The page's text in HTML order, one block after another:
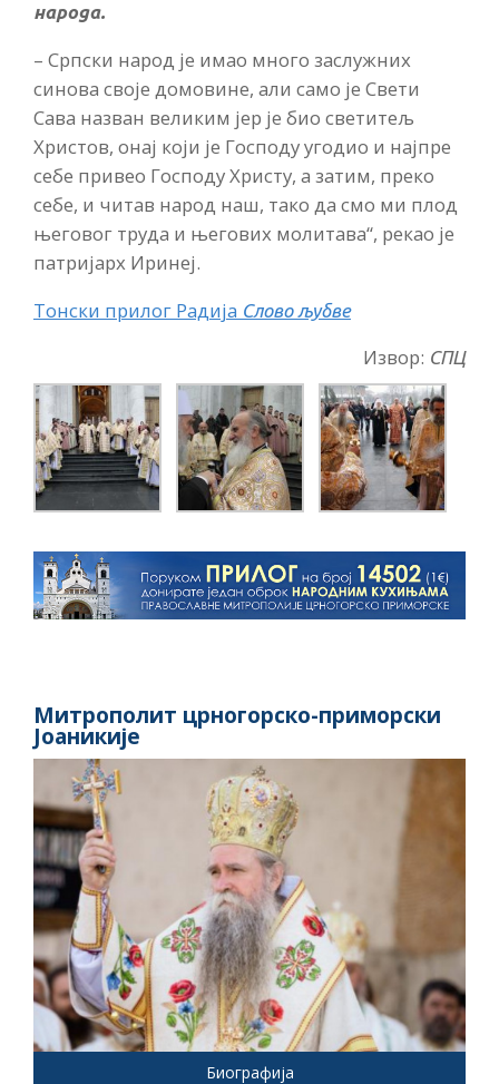
народа.
– Српски народ је имао много заслужних
синова своје домовине, али само је Свети
Сава назван великим јер је био светитељ
Христов, онај који је Господу угодио и најпре
себе привео Господу Христу, а затим, преко
себе, и читав народ наш, тако да смо ми плод
његовог труда и његових молитава“, рекао је
патријарх Иринеј.
Тонски прилог Радија Слово љубве
Извор: СПЦ
Митрополит црногорско-приморски
Јоаникије
Биографија